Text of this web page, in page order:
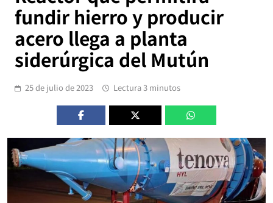
fundir hierro y producir
acero llega a planta
siderúrgica del Mutún
25 de julio de 2023 Lectura 3 minutos